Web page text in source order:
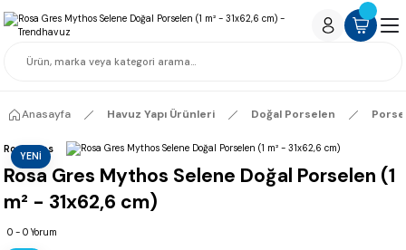
Anasayfa Havuz Yapı Ürünleri Doğal Porselen
YENİ
Rosa Gres
Rosa Gres Mythos Selene Doğal Porselen (1
m² - 31x62,6 cm)
0 - 0 Yorum